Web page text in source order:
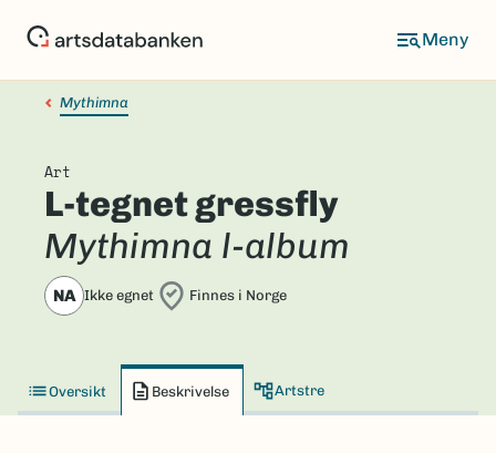
Mythimna
Art
L-tegnet gressfly
Mythimna l-album
NA Ikke egnet Finnes i Norge
Oversikt Beskrivelse Artstre